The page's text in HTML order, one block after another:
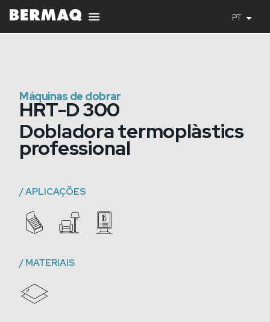
PT
Máquinas de dobrar
HRT-D 300
Dobladora termoplàstics
professional
/APLICAÇÕES
/ MATERIAIS